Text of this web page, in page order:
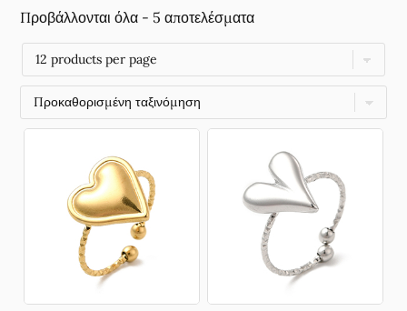
Προβάλλονται όλα - 5 αποτελέσματα